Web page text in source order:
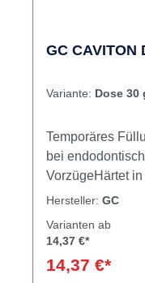
GC CAVITON
Variante: Dose 30
Temporäres
bei
VorzügeHärtet
SpeichelGut zu
Hersteller: GC
Varianten ab
14,37 €*
14,37 €*